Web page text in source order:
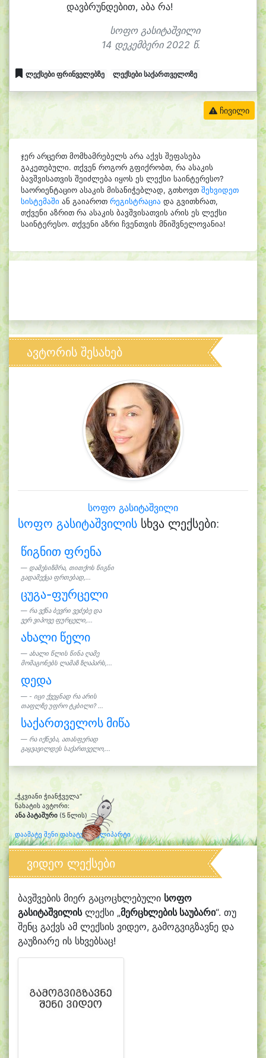
დავბრუნდებით, აბა რა!
სოფო გასიტაშვილი
14 დეკემბერი 2022 წ.
ლექსები ფრინველებზე ლექსები საქართველოზე
ჩივილი
ჯერ არცერთ მომხამრებელს არა აქვს შეფასება
გაკეთებული. თქვენ როგორ გფიქრობთ, რა ასაკის
ბავშვისათვის შეიძლება იყოს ეს ლექსი საინტერესო?
საორიენტაციო ასაკის მისანიჭებლად, გთხოვთ შეხვიდეთ
სისტემაში ან გაიაროთ რეგისტრაცია და გვითხრათ,
თქვენი აზრით რა ასაკის ბავშვისათვის არის ეს ლექსი
საინტერესო. თქვენი აზრი ჩვენთვის მნიშვნელოვანია!
ავტორის შესახებ
სოფო გასიტაშვილი
სოფო გასიტაშვილის სხვა ლექსები:
წიგნით ფრენა
დამესიზმრა, თითქოს წიგნი
გადამექცა ფრთებად,...
ცუგა-ფურცელი
რა ვქნა ბევრი ვეძებე და
ვერ ვიპოვე ფურცელი,...
ახალი წელი
ახალი წლის წინა ღამე
მომაგონებს ლამაზ ზღაპარს,...
დედა
- იცი ქვეყნად რა არის
თაფლზე უფრო ტკბილი? ...
საქართველოს მიწა
რა იქნება, ათასფერად
გაყვავილდეს საქართველო,...
„ჭკვიანი ჭიანჭველა“
ნახატის ავტორი:
ანა პატაშური (5 წლის)
დაამატე შენი დახატული კლიპარტი
ვიდეო ლექსები
ბავშვების მიერ გაცოცხლებული სოფო
გასიტაშვილისლექსი „მერცხლების საუბარი“. თუ
შენც გაქვს ამ ლექსის ვიდეო, გამოგვიგზავნე და
გაუზიარე ის სხვებსაც!